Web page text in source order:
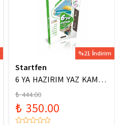
%21 İndirim
Startfen
6 YA HAZIRIM YAZ KAMPI
FÖYLERİ
₺ 444.00
₺ 350.00